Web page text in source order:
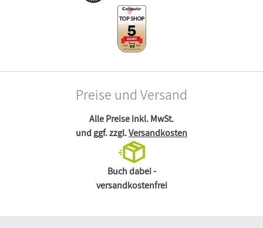
Preise und Versand
Alle Preise inkl. MwSt.
und ggf. zzgl.Versandkosten
Buch dabei -
versandkostenfrei